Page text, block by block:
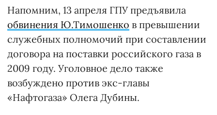
Напомним, 13 апреля ГПУ предъявила
обвинения Ю.Тимошенко в превышении
служебных полномочий при составлении
договора на поставки российского газа в
2009 году. Уголовное дело также
возбуждено против экс-главы
«Нафтогаза» Олега Дубины.